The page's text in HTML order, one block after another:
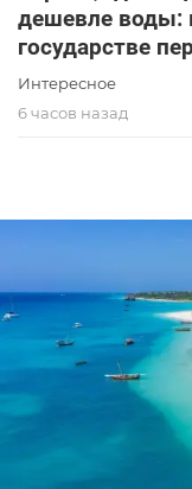
дешевле воды:
государстве
Интересное
6 часов назад